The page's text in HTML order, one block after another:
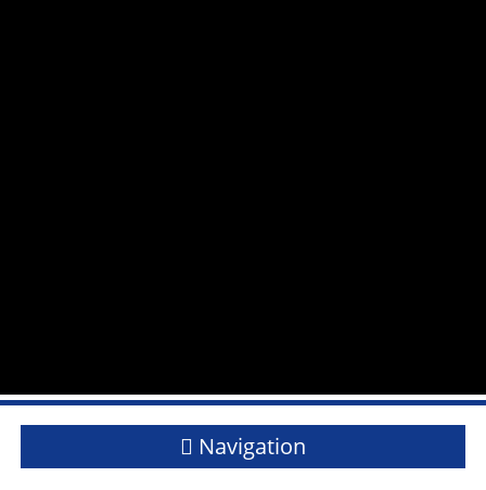
Navigation